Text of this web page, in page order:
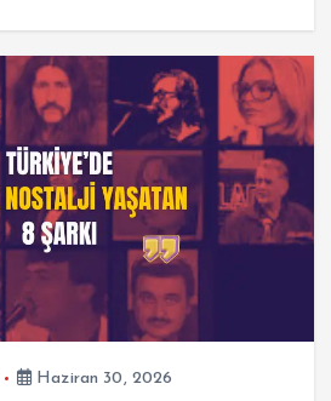
Haziran 30, 2026